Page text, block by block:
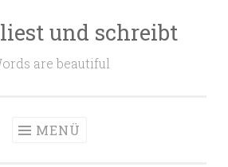
und schreibt
are beautiful
MENÜ